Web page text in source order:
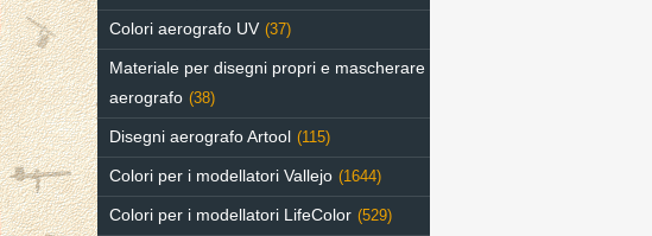
Colori aerografo UV (37)
Materiale per disegni propri e mascherare
aerografo (38)
Disegni aerografo Artool (115)
Colori per i modellatori Vallejo (1644)
Colori per i modellatori LifeColor (529)